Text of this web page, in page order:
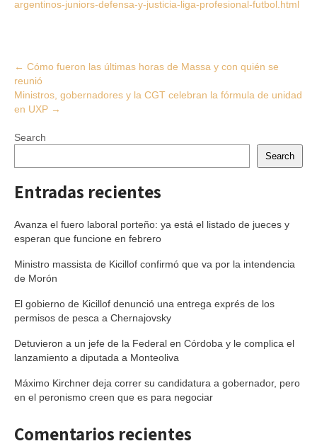
argentinos-juniors-defensa-y-justicia-liga-profesional-futbol.html
Post
navigation
← Cómo fueron las últimas horas de Massa y con quién se
reunió
Ministros, gobernadores y la CGT celebran la fórmula de unidad
en UXP →
Search
Search
Entradas recientes
Avanza el fuero laboral porteño: ya está el listado de jueces y
esperan que funcione en febrero
Ministro massista de Kicillof confirmó que va por la intendencia
de Morón
El gobierno de Kicillof denunció una entrega exprés de los
permisos de pesca a Chernajovsky
Detuvieron a un jefe de la Federal en Córdoba y le complica el
lanzamiento a diputada a Monteoliva
Máximo Kirchner deja correr su candidatura a gobernador, pero
en el peronismo creen que es para negociar
Comentarios recientes